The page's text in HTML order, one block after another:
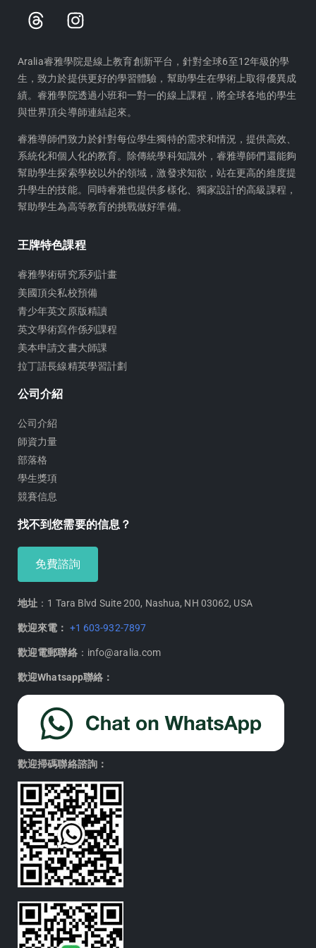
T
h
e
a
d
s
I
n
t
a
g
r
a
m
Aralia睿雅學院是線上教育創新平台，針對全球6至12年級的學
生，致力於提供更好的學習體驗，幫助學生在學術上取得優異成
績。睿雅學院透過小班和一對一的線上課程，將全球各地的學生
與世界頂尖導師連結起來。
睿雅導師們致力於針對每位學生獨特的需求和情況，提供高效、
系統化和個人化的教育。除傳統學科知識外，睿雅導師們還能夠
幫助學生探索學校以外的領域，激發求知欲，站在更高的維度提
升學生的技能。同時睿雅也提供多樣化、獨家設計的高級課程，
幫助學生為高等教育的挑戰做好準備。
王牌特色課程
睿雅學術研究系列計畫
美國頂尖私校預備
青少年英文原版精讀
英文學術寫作係列課程
美本申請文書大師課
拉丁語長線精英學習計劃
公司介紹
公司介紹
師資力量
部落格
學生獎項
競賽信息
找不到您需要的信息？
免費諮詢
地址 ：1 Tara Blvd Suite 200, Nashua, NH 03062, USA
歡迎來電： +1 603-932-7897
歡迎電郵聯絡：info@aralia.com
歡迎Whatsapp聯絡：
歡迎掃碼聯絡諮詢：